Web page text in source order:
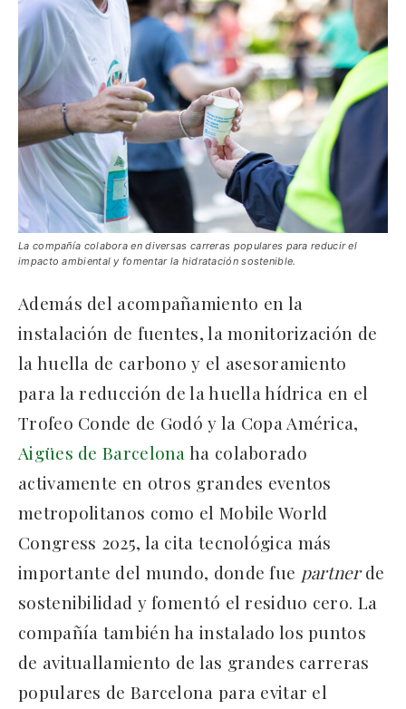
La compañía colabora en diversas carreras populares para reducir el
impacto ambiental y fomentar la hidratación sostenible.
Además del acompañamiento en la
instalación de fuentes, la monitorización de
la huella de carbono y el asesoramiento
para la reducción de la huella hídrica en el
Trofeo Conde de Godó y la Copa América,
Aigües de Barcelonaha colaborado
activamente en otros grandes eventos
metropolitanos como el Mobile World
Congress 2025, la cita tecnológica más
importante del mundo, donde fue partnerde
sostenibilidad y fomentó el residuo cero. La
compañía también ha instalado los puntos
de avituallamiento de las grandes carreras
populares de Barcelona para evitar el